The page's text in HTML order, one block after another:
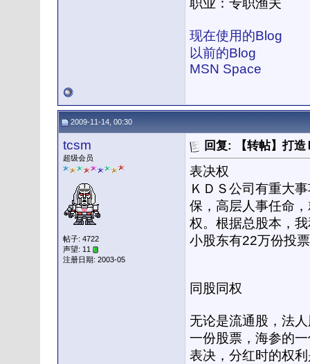
职业：专职渔夫
现在使用的Blog
以前的Blog
MSN Space
2009-11-14, 00:30
tcsm
超级会员
帖子: 4722
声望: 11
注册日期: 2003-05
回复: 【转帖】打
表决权
ＫＤＳ公司有重大
保，高层人事任命
权。根据总股本，
小股东有22万份投
同股同权
无论是流通股，法
一份股票，海参的
表决，分红时的权